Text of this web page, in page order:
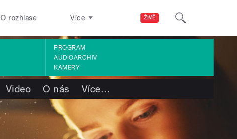
ŽIVĚ
O rozhlase Více
PROGRAM
AUDIOARCHIV
KAMERY
Video O nás Více…